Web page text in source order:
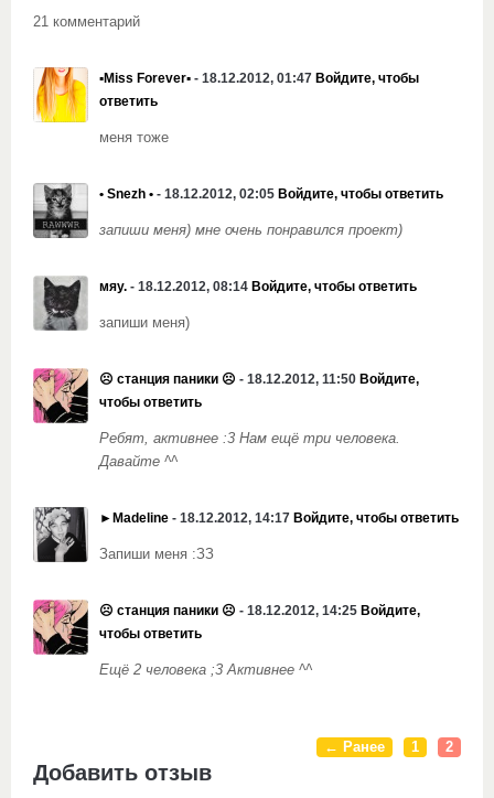
21 комментарий
▪Miss Forever▪ - 18.12.2012, 01:47 Войдите, чтобы
ответить
меня тоже
• Snezh • - 18.12.2012, 02:05 Войдите, чтобы ответить
запиши меня) мне очень понравился проект)
мяу. - 18.12.2012, 08:14 Войдите, чтобы ответить
запиши меня)
☹ станция паники ☹ - 18.12.2012, 11:50 Войдите,
чтобы ответить
Ребят, активнее :3 Нам ещё три человека.
Давайте ^^
►Madeline - 18.12.2012, 14:17 Войдите, чтобы ответить
Запиши меня :ЗЗ
☹ станция паники ☹ - 18.12.2012, 14:25 Войдите,
чтобы ответить
Ещё 2 человека ;3 Активнее ^^
← Ранее 1 2
Добавить отзыв